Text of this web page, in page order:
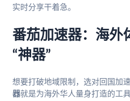
实时分享干着急。
番茄加速器：海外
“神器”
想要打破地域限制，选对回国加速
器就是为海外华人量身打造的工